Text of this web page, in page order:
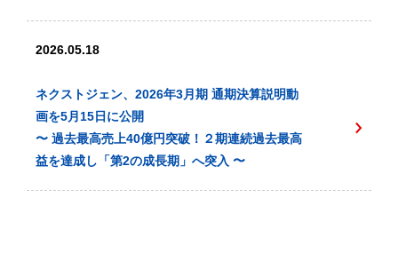
2026.05.18
ネクストジェン、2026年3月期 通期決算説明動
画を5月15日に公開
〜 過去最高売上40億円突破！２期連続過去最高
益を達成し「第2の成長期」へ突入 〜